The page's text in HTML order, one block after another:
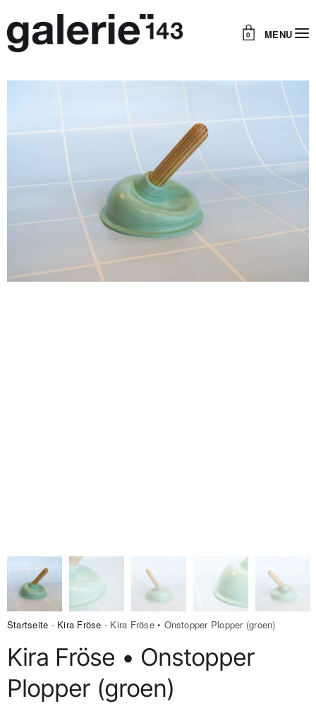
0 MENU
Startseite - Kira Fröse - Kira Fröse • Onstopper Plopper (groen)
Kira Fröse • Onstopper
Plopper (groen)